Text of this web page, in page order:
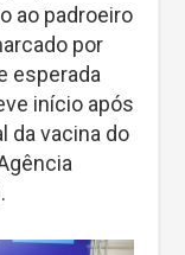
ao padroeiro
por
esperada
início após
da vacina do